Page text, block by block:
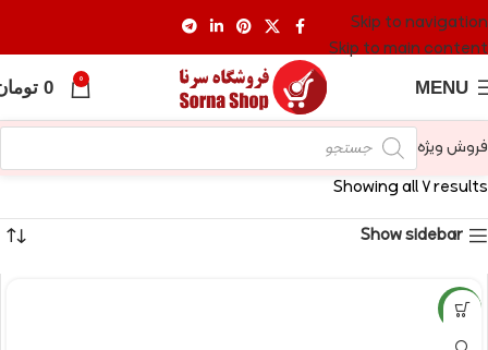
Skip to navigation
Skip to main content
MENU
0
0
فروش ویژه
Showing all 7 results
Show sidebar
NEW